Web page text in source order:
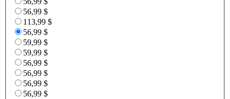
56,99 $
113,99 $
56,99 $
59,99 $
59,99 $
56,99 $
56,99 $
56,99 $
56,99 $